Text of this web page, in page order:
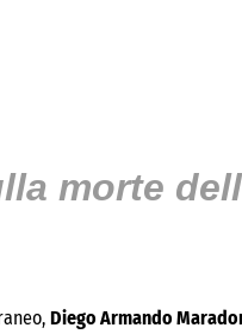
morte
Diego Armando